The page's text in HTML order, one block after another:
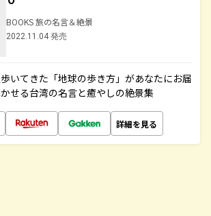
BOOKS 旅の名言＆絶景
2022.11.04 発売
いてきた「地球の歩き方」があなたにお届
せる台湾の名言と癒やしの絶景集
詳細を見る